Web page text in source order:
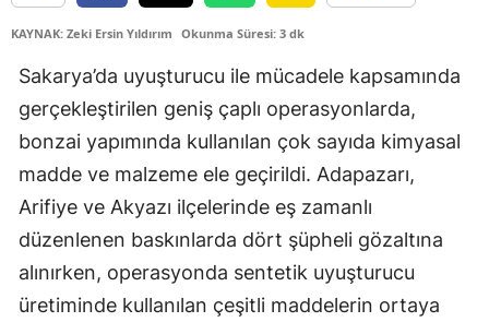
Erzincan
Erzurum
Eskişehir
Gaziantep
Giresun
Gümüşhane
KAYNAK: Zeki Ersin Yıldırım Okunma Süresi: 3 dk
Sakarya’da uyuşturucu ile mücadele kapsamında
gerçekleştirilen geniş çaplı operasyonlarda,
bonzai yapımında kullanılan çok sayıda kimyasal
madde ve malzeme ele geçirildi. Adapazarı,
Arifiye ve Akyazı ilçelerinde eş zamanlı
düzenlenen baskınlarda dört şüpheli gözaltına
alınırken, operasyonda sentetik uyuşturucu
üretiminde kullanılan çeşitli maddelerin ortaya